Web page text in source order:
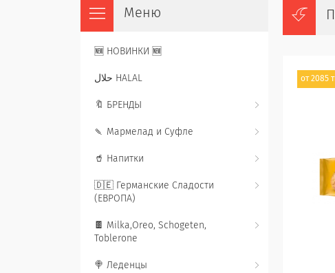
от 2085
🆕 НОВИНКИ 🆕
حلال HALAL
🔖 БРЕНДЫ
🍡 Мармелад и Суфле
🥤 Напитки
🇩🇪 Германские Сладости
(ЕВРОПА)
🍫 Milka,Oreo, Schogeten,
Toblerone
🍭 Леденцы